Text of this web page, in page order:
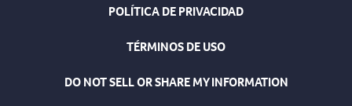
POLÍTICA DE PRIVACIDAD
TÉRMINOS DE USO
DO NOT SELL OR SHARE MY INFORMATION